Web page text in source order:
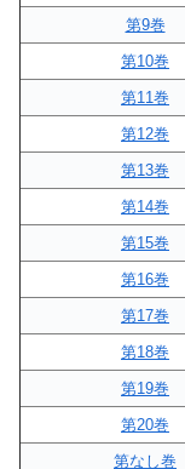
第9巻
第10巻
第11巻
第12巻
第13巻
第14巻
第15巻
第16巻
第17巻
第18巻
第19巻
第20巻
第なし巻